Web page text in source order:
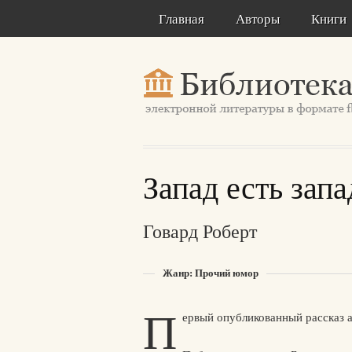
Главная Авторы Книги
Запад есть
Говард Роберт
Жанр: Прочий юмор
П ервый опубликованный рассказ